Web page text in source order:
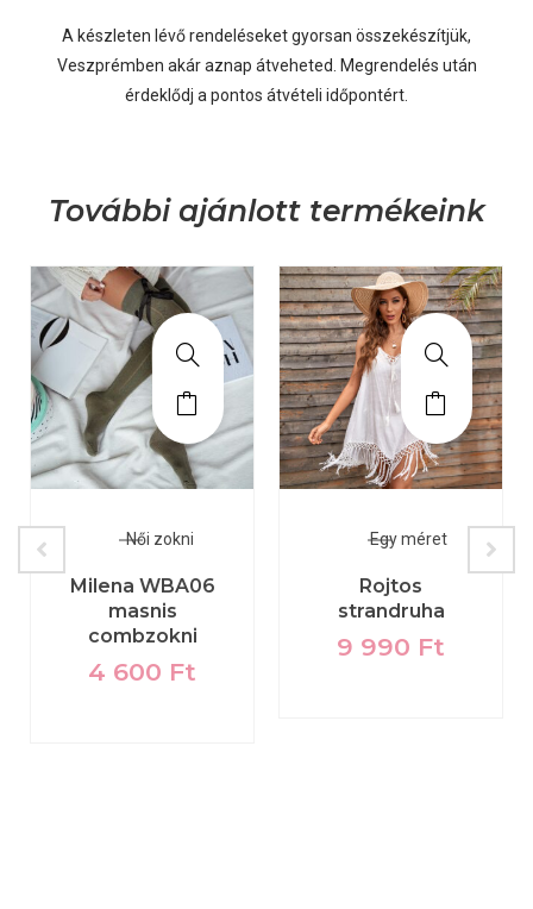
A készleten lévő rendeléseket gyorsan összekészítjük,
Veszprémben akár aznap átveheted. Megrendelés után
érdeklődj a pontos átvételi időpontért.
További ajánlott termékeink
Női zokni
Milena WBA06
masnis
combzokni
4 600 Ft
Egy méret
Rojtos
strandruha
9 990 Ft